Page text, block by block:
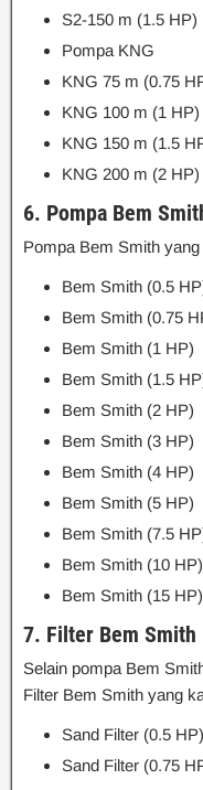
S2-150 m (1.5 HP)
Pompa KNG
KNG 75 m (0.75
KNG 100 m (1 HP)
KNG 150 m (1.5
KNG 200 m (2 HP)
6. Pompa Bem
Pompa Bem Smith
Bem Smith (0.5
Bem Smith (0.75
Bem Smith (1 HP)
Bem Smith (1.5
Bem Smith (2 HP)
Bem Smith (3 HP)
Bem Smith (4 HP)
Bem Smith (5 HP)
Bem Smith (7.5
Bem Smith (10 HP)
Bem Smith (15 HP)
7. Filter Bem Smith
Selain pompa Bem
Filter Bem Smith yang
Sand Filter (0.5 HP)
Sand Filter (0.75